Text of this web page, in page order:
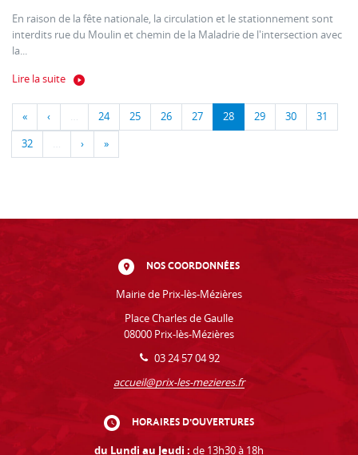
En raison de la fête nationale, la circulation et le stationnement sont
interdits rue du Moulin et chemin de la Maladrie de l'intersection avec
la...
Lire la suite
« ‹ … 24 25 26 27 28 29 30 31
32 … › »
NOS COORDONNÉES
Mairie de Prix-lès-Mézières
Place Charles de Gaulle
08000 Prix-lès-Mézières
03 24 57 04 92
accueil@prix-les-mezieres.fr
HORAIRES D'OUVERTURES
du Lundi au Jeudi : de 13h30 à 18h